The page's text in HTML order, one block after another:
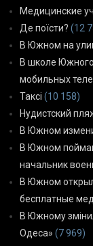
Медицинские
Де поїсти? (12
В Южном на
В школе
мобильных
Таксі (10 158)
Нудистский
В Южном
В Южном
начальник
В Южном
бесплатные
В Южному
Одеса» (7 969)